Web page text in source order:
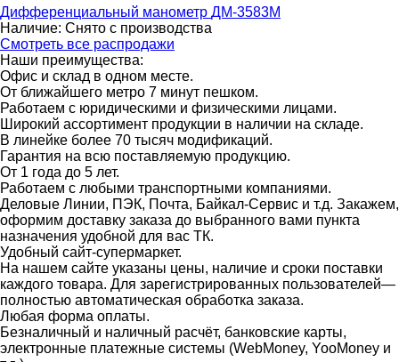
Дифференциальный манометр ДМ-3583М
Наличие: Снято с производства
Смотреть все распродажи
Наши преимущества:
Офис и склад в одном месте.
От ближайшего метро 7 минут пешком.
Работаем с юридическими и физическими лицами.
Широкий ассортимент продукции в наличии на складе.
В линейке более 70 тысяч модификаций.
Гарантия на всю поставляемую продукцию.
От 1 года до 5 лет.
Работаем с любыми транспортными компаниями.
Деловые Линии, ПЭК, Почта, Байкал-Сервис и т.д. Закажем,
оформим доставку заказа до выбранного вами пункта
назначения удобной для вас ТК.
Удобный сайт-супермаркет.
На нашем сайте указаны цены, наличие и сроки поставки
каждого товара. Для зарегистрированных пользователей—
полностью автоматическая обработка заказа.
Любая форма оплаты.
Безналичный и наличный расчёт, банковские карты,
электронные платежные системы (WebMoney, YooMoney и